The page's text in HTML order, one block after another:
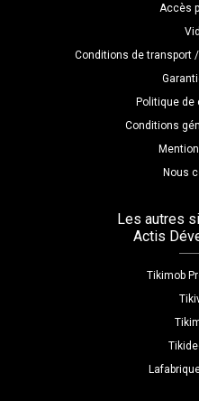
Accès
Conditions de transport
Politique de
Conditions
Nous
Les autres
Actis
Tikimob